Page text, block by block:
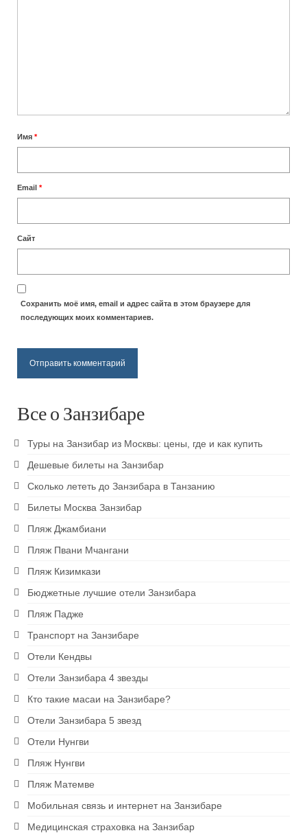
Отели Занзибара 4 звезды
Отели Нунгви
Пляжи
Пляж Кендва
Пляж Матемве
Паже пляж
Развлечения
Достопримечательности Занзибара
Восхождение на Килиманджаро
Кайтсерфинг на Занзибаре
Prison island — остров черепах
Ресторан на скале The Rock
Блю Сафари на Занзибаре
Сапсерфинг на Занзибаре
Снорклинг на Занзибаре
Ферма специй
Имя *
Email *
Сайт
Сохранить моё имя, email и адрес сайта в этом браузере для
последующих моих комментариев.
Все о Занзибаре
Туры на Занзибар из Москвы: цены, где и как купить
Дешевые билеты на Занзибар
Сколько лететь до Занзибара в Танзанию
Билеты Москва Занзибар
Пляж Джамбиани
Пляж Пвани Мчангани
Пляж Кизимкази
Бюджетные лучшие отели Занзибара
Пляж Падже
Транспорт на Занзибаре
Отели Кендвы
Отели Занзибара 4 звезды
Кто такие масаи на Занзибаре?
Отели Занзибара 5 звезд
Отели Нунгви
Пляж Нунгви
Пляж Матемве
Мобильная связь и интернет на Занзибаре
Медицинская страховка на Занзибар